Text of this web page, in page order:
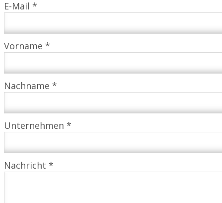
E-Mail *
Vorname *
Nachname *
Unternehmen *
Nachricht *